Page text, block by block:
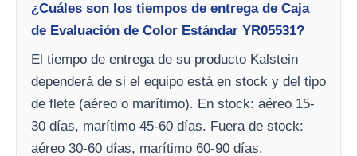
¿Cuáles son los tiempos de entrega de Caja
de Evaluación de Color Estándar YR05531?
El tiempo de entrega de su producto Kalstein
dependerá de si el equipo está en stock y del tipo
de flete (aéreo o marítimo). En stock: aéreo 15-
30 días, marítimo 45-60 días. Fuera de stock:
aéreo 30-60 días, marítimo 60-90 días.